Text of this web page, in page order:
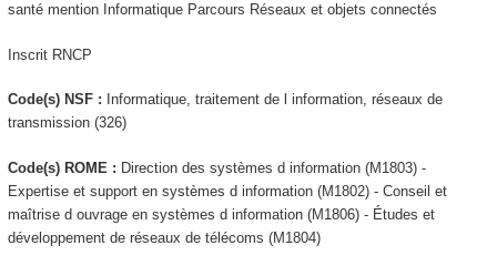
santé mention Informatique Parcours Réseaux et objets connectés
Inscrit RNCP
Code(s) NSF : Informatique, traitement de l information, réseaux de
transmission (326)
Code(s) ROME : Direction des systèmes d information (M1803) -
Expertise et support en systèmes d information (M1802) - Conseil et
maîtrise d ouvrage en systèmes d information (M1806) - Études et
développement de réseaux de télécoms (M1804)